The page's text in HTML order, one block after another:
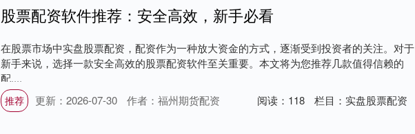
股票配资软件推荐：安全高效，新手必看
在股票市场中实盘股票配资，配资作为一种放大资金的方式，逐渐受到投资者的关注。对于
新手来说，选择一款安全高效的股票配资软件至关重要。本文将为您推荐几款值得信赖的
配....
推荐 更新：2026-07-30 作者：福州期货配资 阅读： 118 栏目： 实盘股票配资